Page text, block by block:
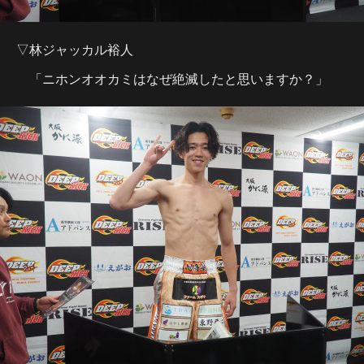
▽林ジャッカル裕人
「ニホンオオカミはなぜ絶滅したと思いますか？」